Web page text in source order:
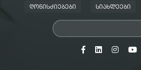
ᲦᲝᲜᲘᲡᲫᲘᲔᲑᲔᲑᲘ ᲡᲘᲐᲮᲚᲔᲔᲑᲘ